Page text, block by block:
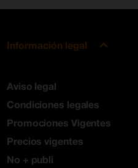
Información legal
Aviso legal
Condiciones legales
Promociones Vigentes
Precios vigentes
No + publi